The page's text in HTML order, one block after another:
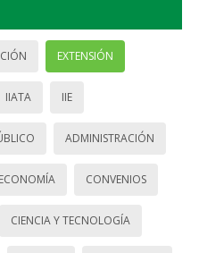
EXTENSIÓN
IIATA IIE
ADMINISTRACIÓN
ECONOMÍA CONVENIOS
CIENCIA Y TECNOLOGÍA